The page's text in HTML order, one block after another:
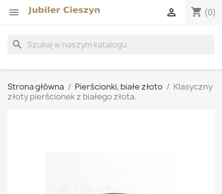
 shopping_cart (0)

search
Strona główna Pierścionki, białe złoto
Klasyczny
złoty pierścionek z białego złota.